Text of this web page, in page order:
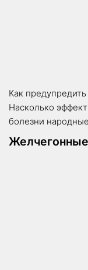
Как
Насколько
болезни